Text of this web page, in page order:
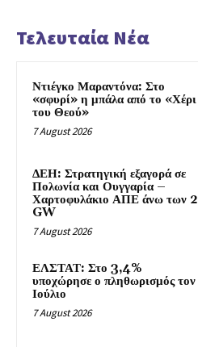
Τελευταία Νέα
Ντιέγκο Μαραντόνα: Στο
«σφυρί» η μπάλα από το «Χέρι
του Θεού»
7 August 2026
ΔΕΗ: Στρατηγική εξαγορά σε
Πολωνία και Ουγγαρία –
Χαρτοφυλάκιο ΑΠΕ άνω των 2
GW
7 August 2026
ΕΛΣΤΑΤ: Στο 3,4%
υποχώρησε ο πληθωρισμός τον
Ιούλιο
7 August 2026